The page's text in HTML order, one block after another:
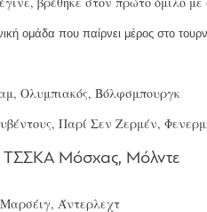
ομάδα που παίρνει μέρος στο
Ολυμπιακός, Βόλφσμπουργκ
Παρί Σεν Ζερμέν,
ΤΣΣΚΑ Μόσχας, Μόλντε
Άντερλεχτ